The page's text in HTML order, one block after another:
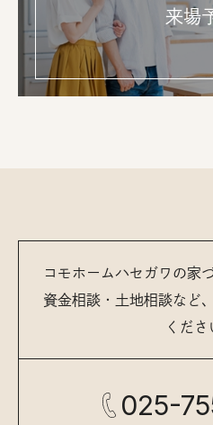
来場
コモホームハセガワの家
資金相談・土地相談など
くださ
025-